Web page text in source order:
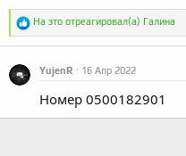
Р
а
На это отреагировал(а) Галина
YujenR 16 Апр 2022
Номер 0500182901